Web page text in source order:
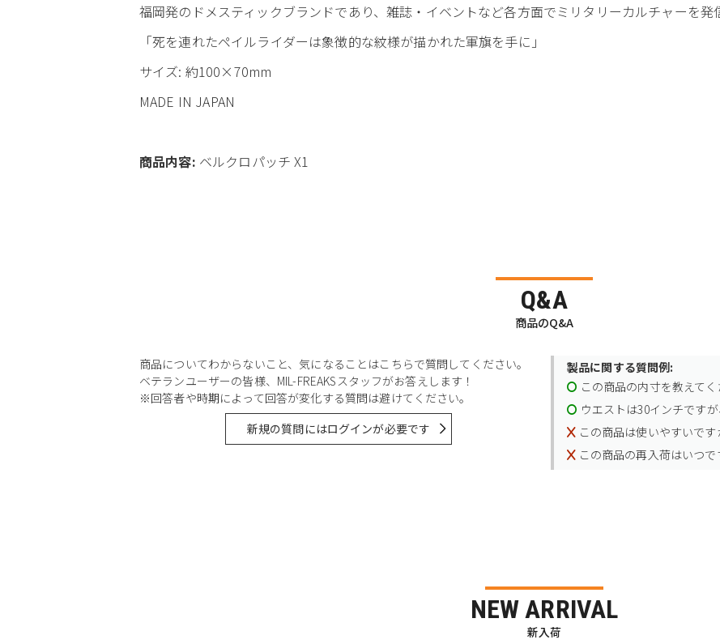
福岡発のドメスティックブランドであり、雑誌・イベントなど各方面でミリタリーカルチャーを発
「死を連れたペイルライダーは象徴的な紋様が描かれた軍旗を手に」
サイズ: 約100×70mm
MADE IN JAPAN
商品内容: ベルクロパッチ X1
Q&A
商品のQ&A
商品についてわからないこと、気になることはこちらで質問してください。
ベテランユーザーの皆様、MIL-FREAKSスタッフがお答えします！
※回答者や時期によって回答が変化する質問は避けてください。
新規の質問にはログインが必要です
製品に関する質問例:
この商品の内寸を教えてく
ウエストは30インチです
この商品は使いやすいです
この商品の再入荷はいつで
NEW ARRIVAL
新入荷